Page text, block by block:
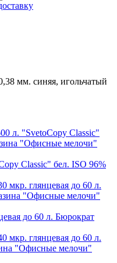
мм. синяя, игольчатый
Classic" бел. ISO 96%
до 60 л. Бюрократ